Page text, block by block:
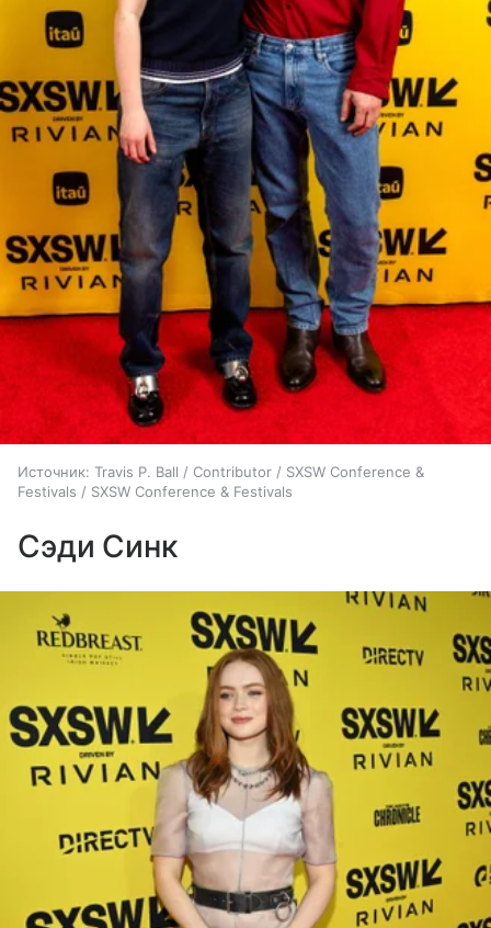
Источник: Travis P. Ball / Contributor / SXSW Conference &
Festivals / SXSW Conference & Festivals
Сэди Синк